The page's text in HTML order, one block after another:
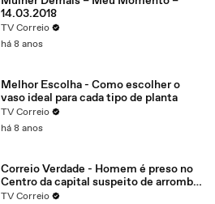
14.03.2018
TV Correio
há 8 anos
Melhor Escolha - Como escolher o
vaso ideal para cada tipo de planta
TV Correio
há 8 anos
Correio Verdade - Homem é preso no
Centro da capital suspeito de arrombar
uma casa
TV Correio